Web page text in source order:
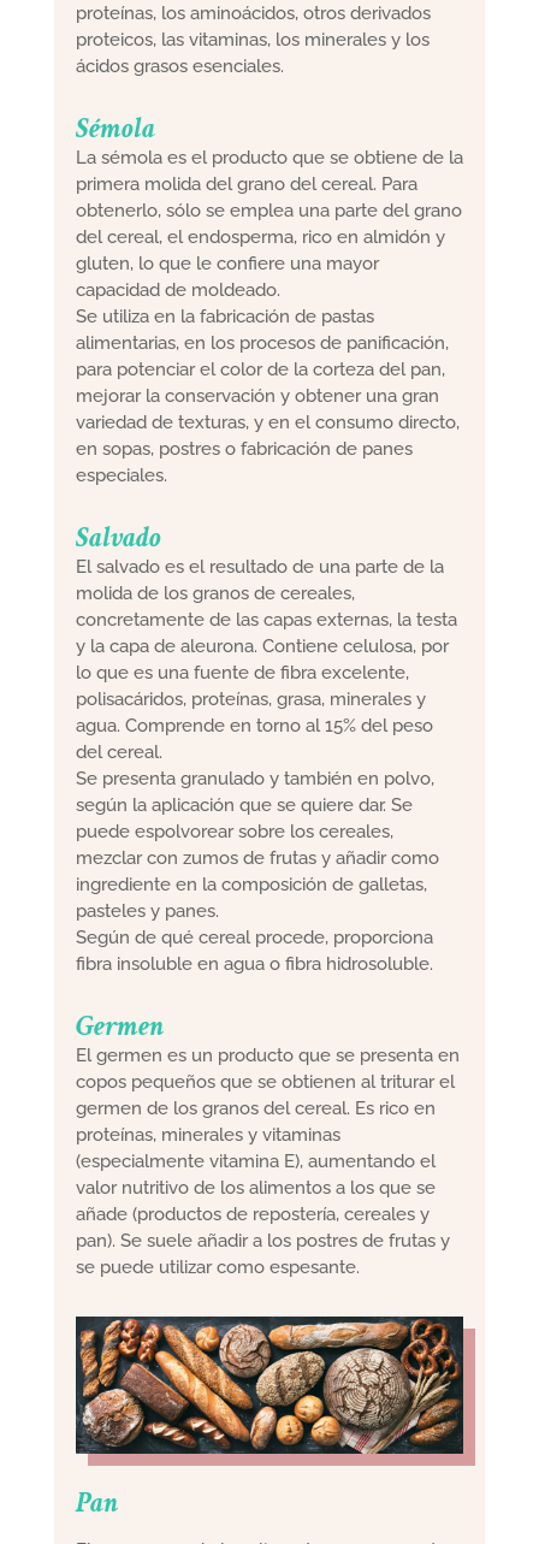
proteínas, los aminoácidos, otros derivados
proteicos, las vitaminas, los minerales y los
ácidos grasos esenciales.
Sémola
La sémola es el producto que se obtiene de la
primera molida del grano del cereal. Para
obtenerlo, sólo se emplea una parte del grano
del cereal, el endosperma, rico en almidón y
gluten, lo que le confiere una mayor
capacidad de moldeado.
Se utiliza en la fabricación de pastas
alimentarias, en los procesos de panificación,
para potenciar el color de la corteza del pan,
mejorar la conservación y obtener una gran
variedad de texturas, y en el consumo directo,
en sopas, postres o fabricación de panes
especiales.
Salvado
El salvado es el resultado de una parte de la
molida de los granos de cereales,
concretamente de las capas externas, la testa
y la capa de aleurona. Contiene celulosa, por
lo que es una fuente de fibra excelente,
polisacáridos, proteínas, grasa, minerales y
agua. Comprende en torno al 15% del peso
del cereal.
Se presenta granulado y también en polvo,
según la aplicación que se quiere dar. Se
puede espolvorear sobre los cereales,
mezclar con zumos de frutas y añadir como
ingrediente en la composición de galletas,
pasteles y panes.
Según de qué cereal procede, proporciona
fibra insoluble en agua o fibra hidrosoluble.
Germen
El germen es un producto que se presenta en
copos pequeños que se obtienen al triturar el
germen de los granos del cereal. Es rico en
proteínas, minerales y vitaminas
(especialmente vitamina E), aumentando el
valor nutritivo de los alimentos a los que se
añade (productos de repostería, cereales y
pan). Se suele añadir a los postres de frutas y
se puede utilizar como espesante.
Pan